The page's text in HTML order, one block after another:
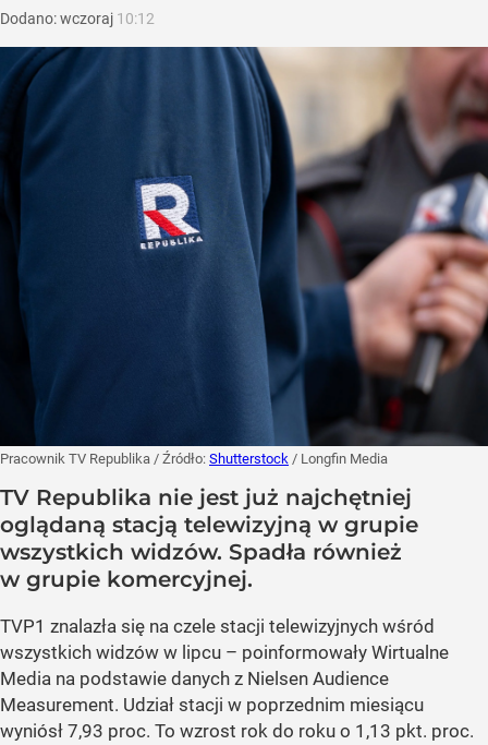
Dodano:wczoraj 10:12
Pracownik TV Republika / Źródło: Shutterstock / Longfin Media
TV Republika nie jest już najchętniej
oglądaną stacją telewizyjną w grupie
wszystkich widzów. Spadła również
w grupie komercyjnej.
TVP1 znalazła się na czele stacji telewizyjnych wśród
wszystkich widzów w lipcu – poinformowały Wirtualne
Media na podstawie danych z Nielsen Audience
Measurement. Udział stacji w poprzednim miesiącu
wyniósł 7,93 proc. To wzrost rok do roku o 1,13 pkt. proc.